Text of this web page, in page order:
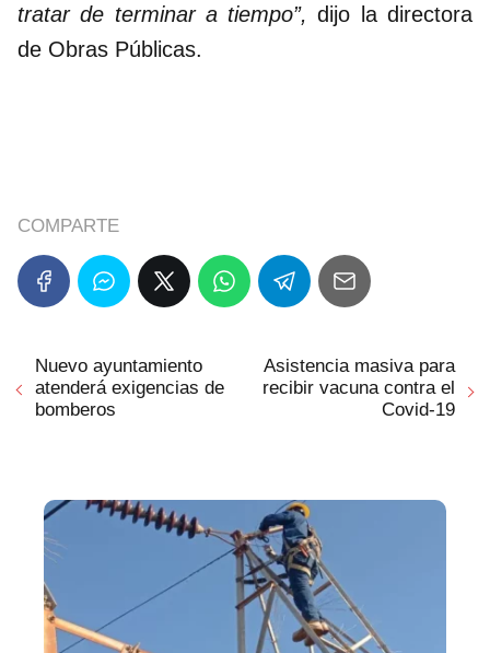
tratar de terminar a tiempo”, dijo la directora
de Obras Públicas.
COMPARTE
Nuevo ayuntamiento
atenderá exigencias de
bomberos
Asistencia masiva para
recibir vacuna contra el
Covid-19